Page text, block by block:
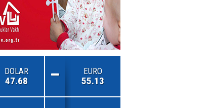
DOLAR
47.68
EURO
55.13